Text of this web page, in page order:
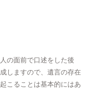
の面前で口述をした後
しますので、遺言の存在
こることは基本的にはあ